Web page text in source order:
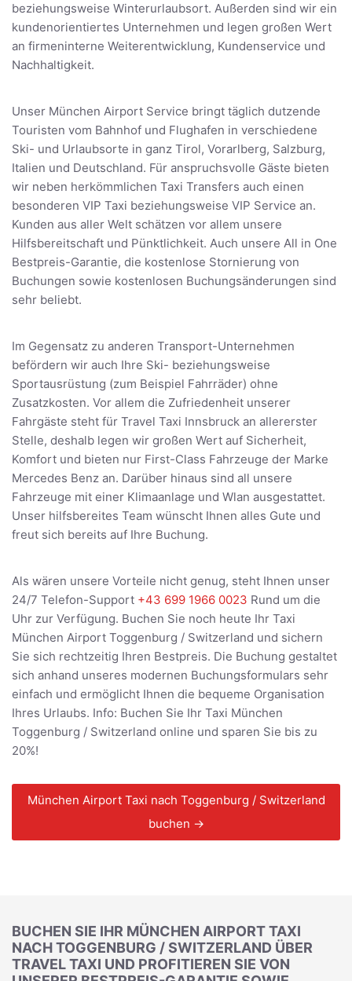
beziehungsweise Winterurlaubsort. Außerden sind wir ein
kundenorientiertes Unternehmen und legen großen Wert
an firmeninterne Weiterentwicklung, Kundenservice und
Nachhaltigkeit.
Unser München Airport Service bringt täglich dutzende
Touristen vom Bahnhof und Flughafen in verschiedene
Ski- und Urlaubsorte in ganz Tirol, Vorarlberg, Salzburg,
Italien und Deutschland. Für anspruchsvolle Gäste bieten
wir neben herkömmlichen Taxi Transfers auch einen
besonderen VIP Taxi beziehungsweise VIP Service an.
Kunden aus aller Welt schätzen vor allem unsere
Hilfsbereitschaft und Pünktlichkeit. Auch unsere All in One
Bestpreis-Garantie, die kostenlose Stornierung von
Buchungen sowie kostenlosen Buchungsänderungen sind
sehr beliebt.
Im Gegensatz zu anderen Transport-Unternehmen
befördern wir auch Ihre Ski- beziehungsweise
Sportausrüstung (zum Beispiel Fahrräder) ohne
Zusatzkosten. Vor allem die Zufriedenheit unserer
Fahrgäste steht für Travel Taxi Innsbruck an allererster
Stelle, deshalb legen wir großen Wert auf Sicherheit,
Komfort und bieten nur First-Class Fahrzeuge der Marke
Mercedes Benz an. Darüber hinaus sind all unsere
Fahrzeuge mit einer Klimaanlage und Wlan ausgestattet.
Unser hilfsbereites Team wünscht Ihnen alles Gute und
freut sich bereits auf Ihre Buchung.
Als wären unsere Vorteile nicht genug, steht Ihnen unser
24/7 Telefon-Support +43 699 1966 0023 Rund um die
Uhr zur Verfügung. Buchen Sie noch heute Ihr Taxi
München Airport Toggenburg / Switzerland und sichern
Sie sich rechtzeitig Ihren Bestpreis. Die Buchung gestaltet
sich anhand unseres modernen Buchungsformulars sehr
einfach und ermöglicht Ihnen die bequeme Organisation
Ihres Urlaubs. Info: Buchen Sie Ihr Taxi München
Toggenburg / Switzerland online und sparen Sie bis zu
20%!
München Airport Taxi nach Toggenburg / Switzerland
buchen →
BUCHEN SIE IHR MÜNCHEN AIRPORT TAXI
NACH TOGGENBURG / SWITZERLAND ÜBER
TRAVEL TAXI UND PROFITIEREN SIE VON